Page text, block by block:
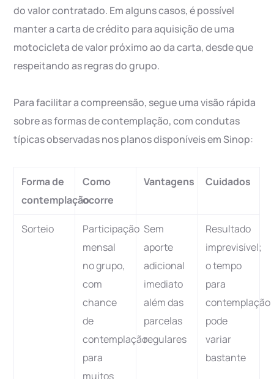
do valor contratado. Em alguns casos, é possível
manter a carta de crédito para aquisição de uma
motocicleta de valor próximo ao da carta, desde que
respeitando as regras do grupo.
Para facilitar a compreensão, segue uma visão rápida
sobre as formas de contemplação, com condutas
típicas observadas nos planos disponíveis em Sinop:
Forma de
contemplação
Como
ocorre
Vantagens Cuidados
Sorteio
Participação
mensal
no grupo,
com
chance
de
contemplação
para
muitos
Sem
aporte
adicional
imediato
além das
parcelas
regulares
Resultado
imprevisível;
o tempo
para
contemplação
pode
variar
bastante